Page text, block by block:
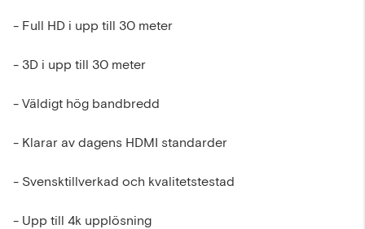
- Full HD i upp till 30 meter
- 3D i upp till 30 meter
- Väldigt hög bandbredd
- Klarar av dagens HDMI standarder
- Svensktillverkad och kvalitetstestad
- Upp till 4k upplösning